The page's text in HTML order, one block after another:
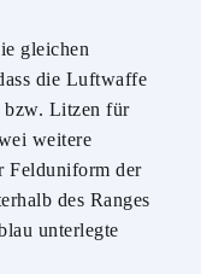
gleichen
die Luftwaffe
bzw. Litzen für
weitere
Felduniform der
des Ranges
unterlegte